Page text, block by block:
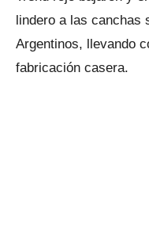
lindero a las canchas
Argentinos, llevando
fabricación casera.